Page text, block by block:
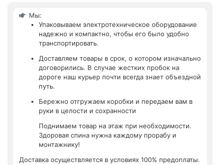
Мы:
Упаковываем электротехническое оборудование
надежно и компактно, чтобы его было удобно
транспортировать.
Доставляем товары в срок, о котором изначально
договорились. В случае жестких пробок на
дороге наш курьер почти всегда знает объездной
путь.
Бережно отгружаем коробки и передаем вам в
руки в целости и сохранности
Поднимаем товар на этаж при необходимости.
Здоровая спина нужна каждому прорабу и
монтажнику!
Доставка осуществляется в условиях 100% предоплаты.